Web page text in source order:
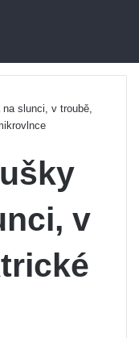
slunci, v troubě,
v